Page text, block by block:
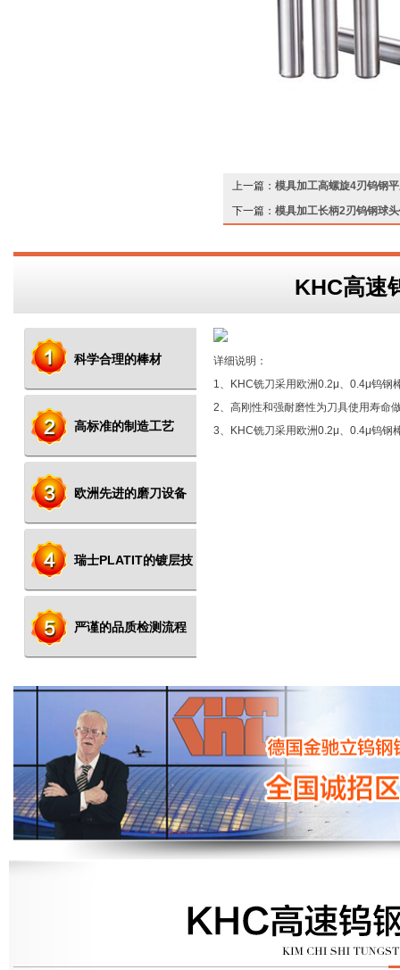
上一篇： 模具加工高螺旋4刃钨钢
下一篇： 模具加工长柄2刃钨钢球
KHC高速
科学合理的棒材
高标准的制造工艺
欧洲先进的磨刀设备
瑞士PLATIT的镀层技
术
严谨的品质检测流程
详细说明：
1、KHC铣刀采用欧洲0.2μ、0.4μ钨钢
2、高刚性和强耐磨性为刀具使用寿命
3、KHC铣刀采用欧洲0.2μ、0.4μ钨钢